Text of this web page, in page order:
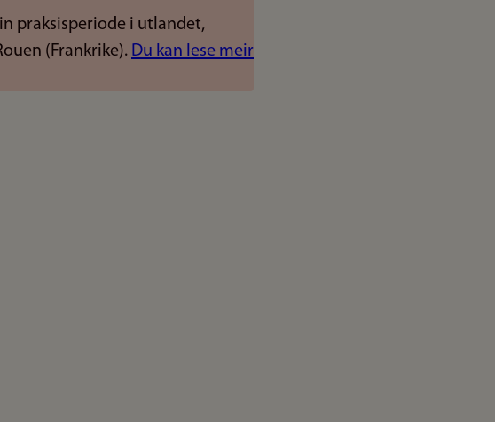
praksisperiode i utlandet,
(Frankrike). Du kan lese meir